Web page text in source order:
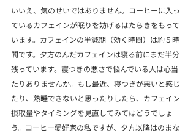
いいえ、気のせいではありません。コーヒーに入っ
ているカフェインが眠りを妨げるはたらきをもって
います。カフェインの半減期（効く時間）は約５時
間です。夕方のんだカフェインは寝る前にまだ半分
残っています。寝つきの悪さで悩んでいる人は心当
たりありませんか。もし最近、寝つきが悪いと感じ
たり、熟睡できないと思ったりしたら、カフェイン
摂取量やタイミングを見直してみてはどうでしょ
う。コーヒー愛好家の私ですが、夕方以降はのまな